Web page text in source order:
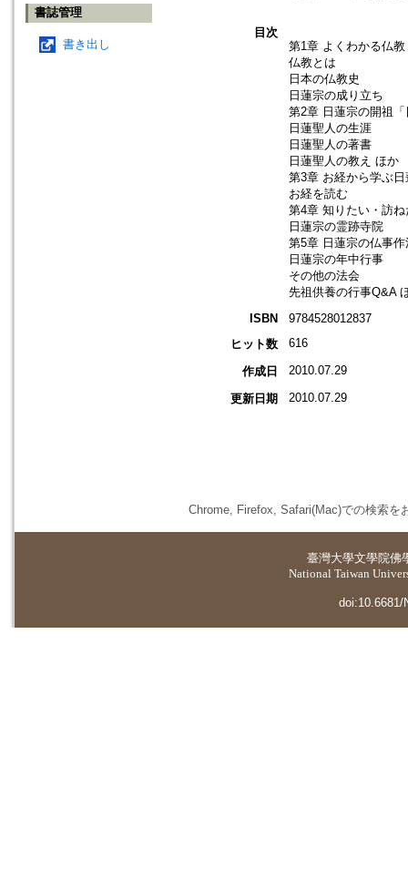
書誌管理
書き出し
目次
第1章 よくわかる仏
仏教とは
日本の仏教史
日蓮宗の成り立ち
第2章 日蓮宗の開祖
日蓮聖人の生涯
日蓮聖人の著書
日蓮聖人の教え ほか
第3章 お経から学ぶ
お経を読む
第4章 知りたい・訪
日蓮宗の霊跡寺院
第5章 日蓮宗の仏事
日蓮宗の年中行事
その他の法会
先祖供養の行事Q&A
ISBN
9784528012837
ヒット数
616
作成日 2010.07.29
更新日期 2010.07.29
Chrome, Firefox, Safari(Mac)での検索を
臺灣大學文學院佛
National Taiwan
doi:10.6681/